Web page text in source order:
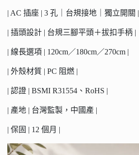
| AC 插座 | 3 孔｜台規接地｜獨立開關 |
| 插頭設計 | 台規三腳平頭＋拔扣手柄 |
| 線長選項 | 120cm／180cm／270cm |
| 外殼材質 | PC 阻燃 |
| 認證 | BSMI R31554、RoHS |
| 產地 | 台灣監製，中國產 |
| 保固 | 12 個月 |